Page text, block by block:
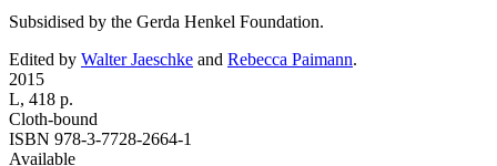
Subsidised by the Gerda Henkel Foundation.
Edited by Walter Jaeschke and Rebecca Paimann.
2015
L, 418 p.
Cloth-bound
ISBN 978-3-7728-2664-1
Available